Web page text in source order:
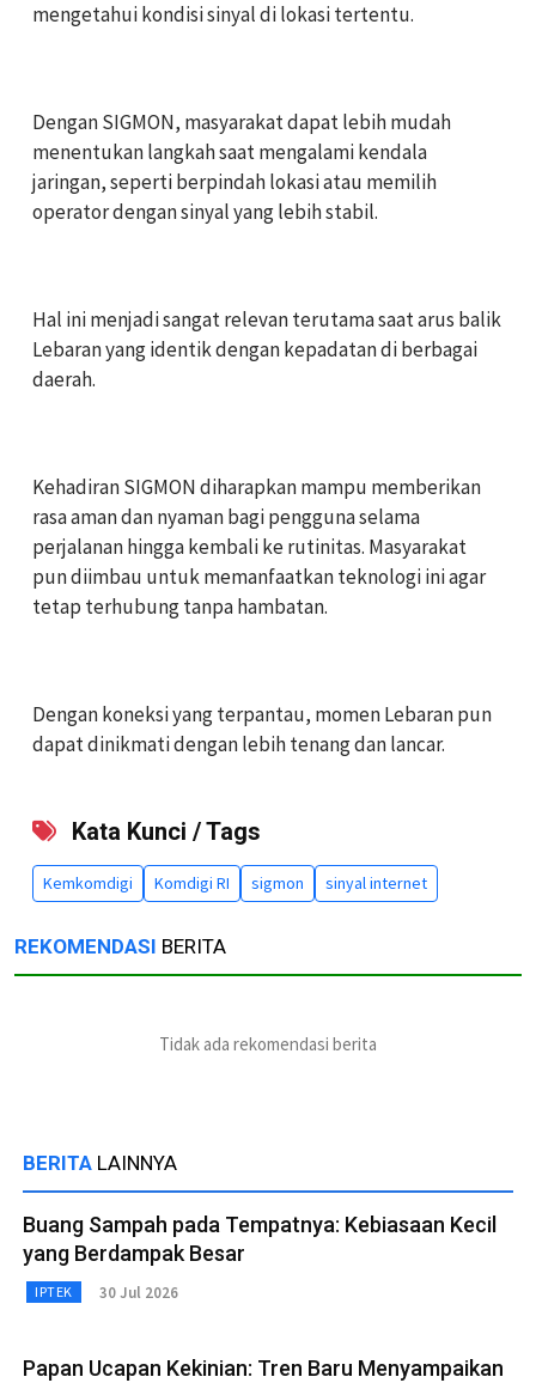
mengetahui kondisi sinyal di lokasi tertentu.
‎Dengan SIGMON, masyarakat dapat lebih mudah
menentukan langkah saat mengalami kendala
jaringan, seperti berpindah lokasi atau memilih
operator dengan sinyal yang lebih stabil.
‎Hal ini menjadi sangat relevan terutama saat arus balik
Lebaran yang identik dengan kepadatan di berbagai
daerah.
Kehadiran SIGMON diharapkan mampu memberikan
rasa aman dan nyaman bagi pengguna selama
perjalanan hingga kembali ke rutinitas. Masyarakat
pun diimbau untuk memanfaatkan teknologi ini agar
tetap terhubung tanpa hambatan.
Dengan koneksi yang terpantau, momen Lebaran pun
dapat dinikmati dengan lebih tenang dan lancar.
Kata Kunci / Tags
Kemkomdigi Komdigi RI sigmon sinyal internet
REKOMENDASI BERITA
Tidak ada rekomendasi berita
BERITA LAINNYA
Buang Sampah pada Tempatnya: Kebiasaan Kecil
yang Berdampak Besar
IPTEK 30 Jul 2026
Papan Ucapan Kekinian: Tren Baru Menyampaikan